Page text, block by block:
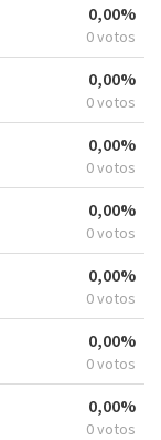
0,00%
0 votos
0,00%
0 votos
0,00%
0 votos
0,00%
0 votos
0,00%
0 votos
0,00%
0 votos
0,00%
0 votos